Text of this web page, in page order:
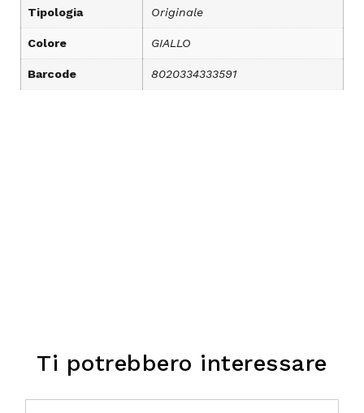
Tipologia Originale
Colore GIALLO
Barcode 8020334333591
Ti potrebbero interessare